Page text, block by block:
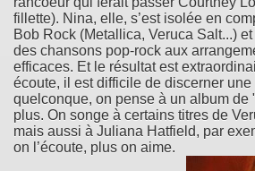
fillette). Nina, elle, s’est isolée en
Bob Rock (Metallica, Veruca Salt...)
des chansons pop-rock aux
efficaces. Et le résultat est
écoute, il est difficile de discerner
quelconque, on pense à un album de
plus. On songe à certains titres de
mais aussi à Juliana Hatfield, par
on l’écoute, plus on aime.